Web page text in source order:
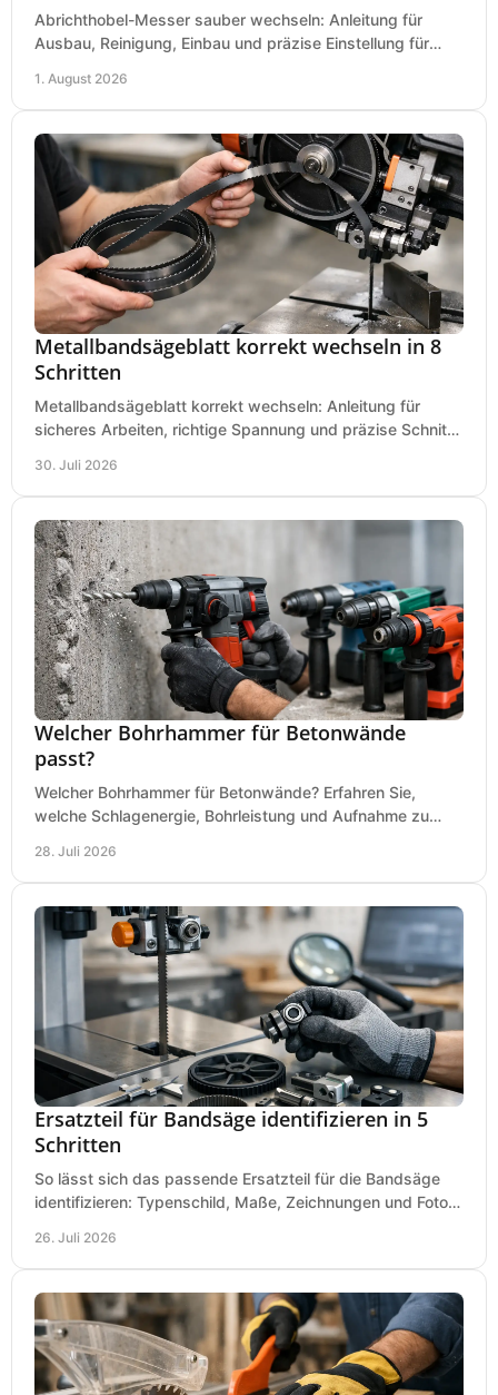
Abrichthobel-Messer sauber wechseln: Anleitung für
Ausbau, Reinigung, Einbau und präzise Einstellung für
1. August 2026
Metallbandsägeblatt korrekt wechseln in 8
Schritten
Metallbandsägeblatt korrekt wechseln: Anleitung für
sicheres Arbeiten, richtige Spannung und präzise Schnitte
30. Juli 2026
Welcher Bohrhammer für Betonwände
passt?
Welcher Bohrhammer für Betonwände? Erfahren Sie,
welche Schlagenergie, Bohrleistung und Aufnahme zu
28. Juli 2026
Ersatzteil für Bandsäge identifizieren in 5
Schritten
So lässt sich das passende Ersatzteil für die Bandsäge
identifizieren: Typenschild, Maße, Zeichnungen und Fotos
26. Juli 2026